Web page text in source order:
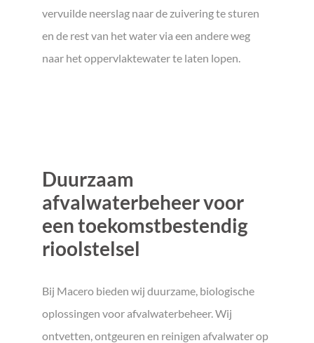
vervuilde neerslag naar de zuivering te sturen
en de rest van het water via een andere weg
naar het oppervlaktewater te laten lopen.
Duurzaam
afvalwaterbeheer voor
een toekomstbestendig
rioolstelsel
Bij Macero bieden wij duurzame, biologische
oplossingen voor afvalwaterbeheer. Wij
ontvetten, ontgeuren en reinigen afvalwater op